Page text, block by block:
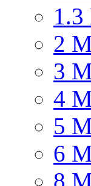
1.3
2
3
4
5
6
8